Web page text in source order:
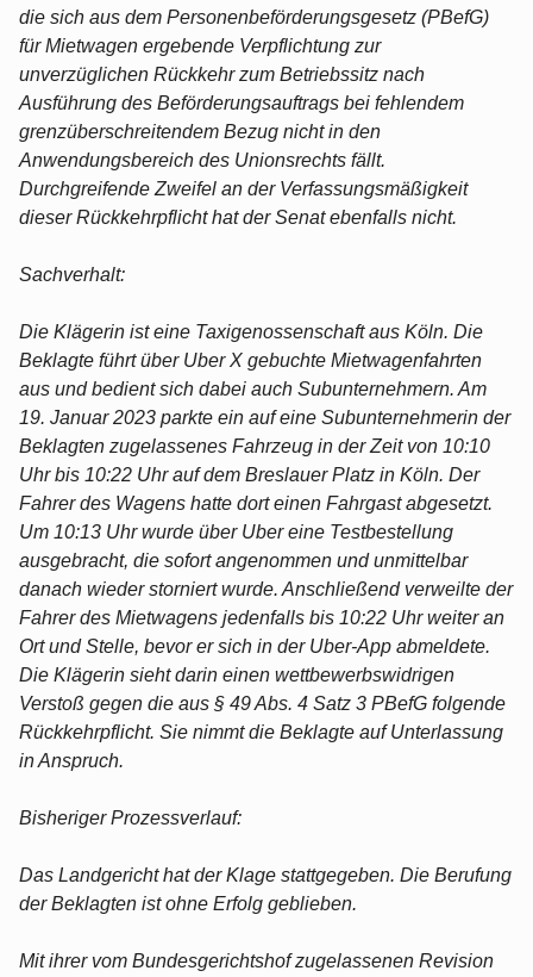
die sich aus dem Personenbeförderungsgesetz (PBefG)
für Mietwagen ergebende Verpflichtung zur
unverzüglichen Rückkehr zum Betriebssitz nach
Ausführung des Beförderungsauftrags bei fehlendem
grenzüberschreitendem Bezug nicht in den
Anwendungsbereich des Unionsrechts fällt.
Durchgreifende Zweifel an der Verfassungsmäßigkeit
dieser Rückkehrpflicht hat der Senat ebenfalls nicht.
Sachverhalt:
Die Klägerin ist eine Taxigenossenschaft aus Köln. Die
Beklagte führt über Uber X gebuchte Mietwagenfahrten
aus und bedient sich dabei auch Subunternehmern. Am
19. Januar 2023 parkte ein auf eine Subunternehmerin der
Beklagten zugelassenes Fahrzeug in der Zeit von 10:10
Uhr bis 10:22 Uhr auf dem Breslauer Platz in Köln. Der
Fahrer des Wagens hatte dort einen Fahrgast abgesetzt.
Um 10:13 Uhr wurde über Uber eine Testbestellung
ausgebracht, die sofort angenommen und unmittelbar
danach wieder storniert wurde. Anschließend verweilte der
Fahrer des Mietwagens jedenfalls bis 10:22 Uhr weiter an
Ort und Stelle, bevor er sich in der Uber-App abmeldete.
Die Klägerin sieht darin einen wettbewerbswidrigen
Verstoß gegen die aus § 49 Abs. 4 Satz 3 PBefG folgende
Rückkehrpflicht. Sie nimmt die Beklagte auf Unterlassung
in Anspruch.
Bisheriger Prozessverlauf:
Das Landgericht hat der Klage stattgegeben. Die Berufung
der Beklagten ist ohne Erfolg geblieben.
Mit ihrer vom Bundesgerichtshof zugelassenen Revision